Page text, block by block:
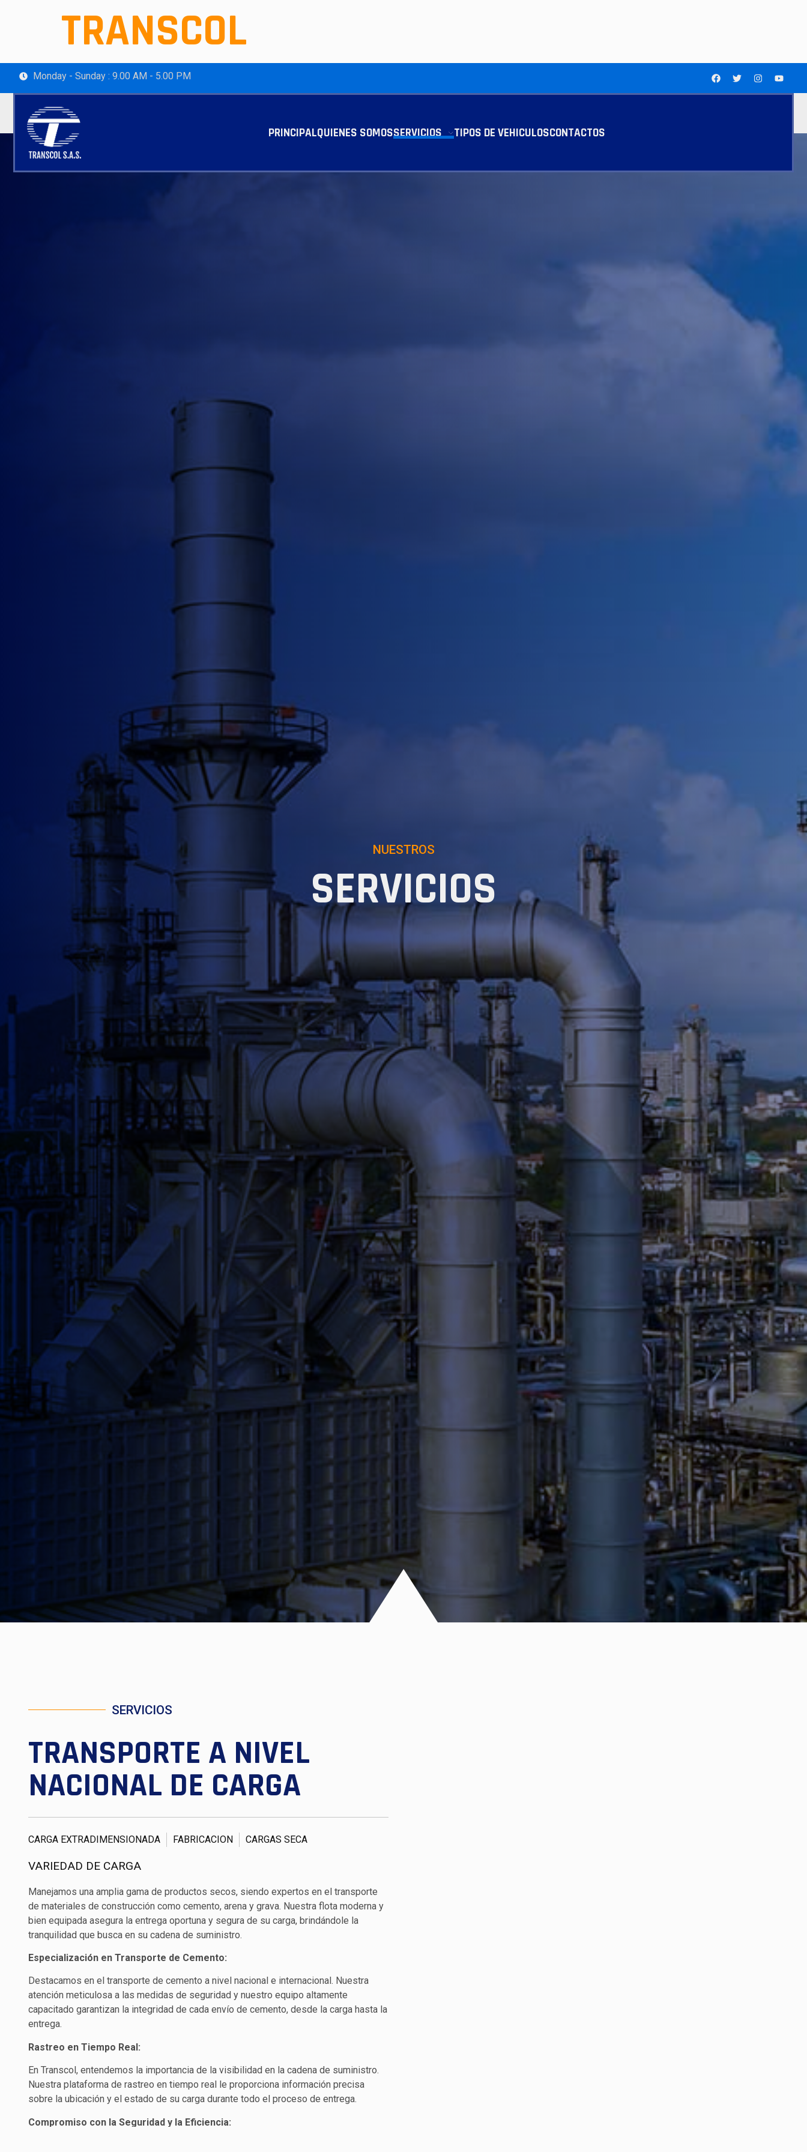
TRANSCOL
Monday - Sunday : 9.00 AM - 5.00 PM
PRINCIPALQUIENES SOMOSSERVICIOS TIPOS DE VEHICULOSCONTACTOS
NUESTROS
SERVICIOS
SERVICIOS
TRANSPORTE A NIVEL
NACIONAL DE CARGA
CARGA EXTRADIMENSIONADA FABRICACION CARGAS SECA
VARIEDAD DE CARGA
Manejamos una amplia gama de productos secos, siendo expertos en el transporte
de materiales de construcción como cemento, arena y grava. Nuestra flota moderna y
bien equipada asegura la entrega oportuna y segura de su carga, brindándole la
tranquilidad que busca en su cadena de suministro.
Especialización en Transporte de Cemento:
Destacamos en el transporte de cemento a nivel nacional e internacional. Nuestra
atención meticulosa a las medidas de seguridad y nuestro equipo altamente
capacitado garantizan la integridad de cada envío de cemento, desde la carga hasta la
entrega.
Rastreo en Tiempo Real:
En Transcol, entendemos la importancia de la visibilidad en la cadena de suministro.
Nuestra plataforma de rastreo en tiempo real le proporciona información precisa
sobre la ubicación y el estado de su carga durante todo el proceso de entrega.
Compromiso con la Seguridad y la Eficiencia: